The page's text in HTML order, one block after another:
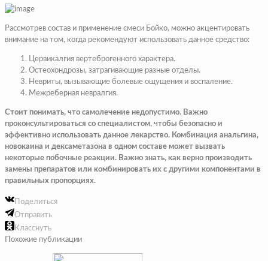
Рассмотрев состав и применение смеси Бойко, можно акцентировать
внимание на том, когда рекомендуют использовать данное средство:
Цервикалгия вертеброгенного характера.
Остеохондрозы, затрагивающие разные отделы.
Невриты, вызывающие болевые ощущения и воспаление.
Межреберная невралгия.
Стоит понимать, что самолечение недопустимо. Важно
проконсультироваться со специалистом, чтобы безопасно и
эффективно использовать данное лекарство. Комбинация анальгина,
новокаина и дексаметазона в одном составе может вызвать
некоторые побочные реакции. Важно знать, как верно производить
замены препаратов или комбинировать их с другими компонентами в
правильных пропорциях.
Поделиться
Отправить
Класснуть
Похожие публикации